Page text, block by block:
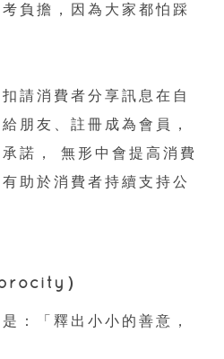
負擔，因為大家都怕踩
請消費者分享訊息在自
朋友、註冊成為會員，
諾， 無形中會提高消費
助於消費者持續支持公
）
：「釋出小小的善意，